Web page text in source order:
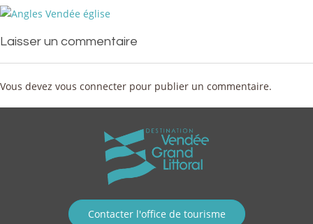
Laisser un commentaire
Vous devez vous connecter pour publier un commentaire.
Contacter l'office de tourisme